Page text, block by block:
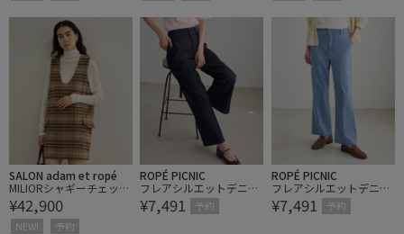
SALON adam et ropé
MILIORシャギーチェック
ミニワンピース / セット
アップ対応
¥42,900
NEW! 予約
ROPÉ PICNIC
フレアシルエットデニム
パンツ
¥7,491 予約
ROPÉ PICNIC
フレアシルエットデニム
パンツ
¥7,491 予約